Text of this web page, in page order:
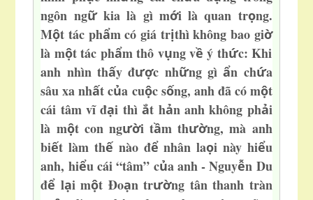
ngôn ngữkia là gì mới là quan trọng.
Một tác phẩm có giá trịthì không bao giờ
là một tác phẩm thô vụng về ý thức: Khi
anh nhìn thấy được những gìẩn chứa
sâu xa nhất của cuộc sống, anh đã có một
cái tâm vĩ đại thìắt hản anh không phải
là một con người tầm thường, mà anh
biết làm thếnào đểnhân laọi này hiểu
anh, hiểu cái “tâm” của anh - Nguyễn Du
để lại một Đoạn trường tân thanh tràn